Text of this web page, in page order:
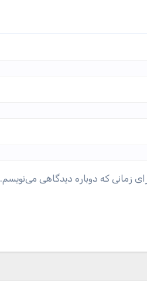
زمانی که دوباره دیدگاهی می‌نویسم.